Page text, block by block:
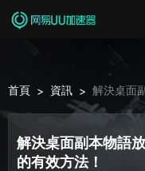
首頁 > 資訊 > 解決桌面
的有效方
解決桌面副本物語
的有效方法！